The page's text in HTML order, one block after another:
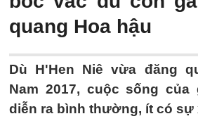
quang Hoa hậu
Dù H'Hen Niê vừa đăng
Nam 2017, cuộc sống
diễn ra bình thường, ít có sự